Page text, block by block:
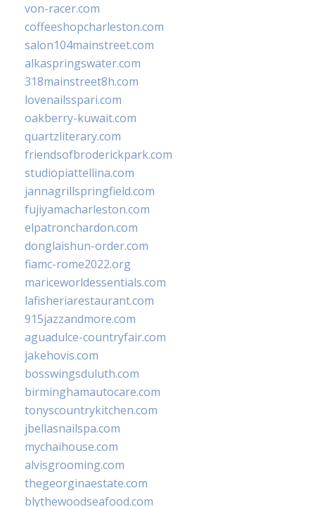
von-racer.com
coffeeshopcharleston.com
salon104mainstreet.com
alkaspringswater.com
318mainstreet8h.com
lovenailsspari.com
oakberry-kuwait.com
quartzliterary.com
friendsofbroderickpark.com
studiopiattellina.com
jannagrillspringfield.com
fujiyamacharleston.com
elpatronchardon.com
donglaishun-order.com
fiamc-rome2022.org
mariceworldessentials.com
lafisheriarestaurant.com
915jazzandmore.com
aguadulce-countryfair.com
jakehovis.com
bosswingsduluth.com
birminghamautocare.com
tonyscountrykitchen.com
jbellasnailspa.com
mychaihouse.com
alvisgrooming.com
thegeorginaestate.com
blythewoodseafood.com